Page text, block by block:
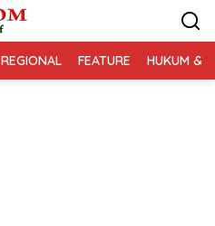
REGIONAL FEATURE HUKUM &